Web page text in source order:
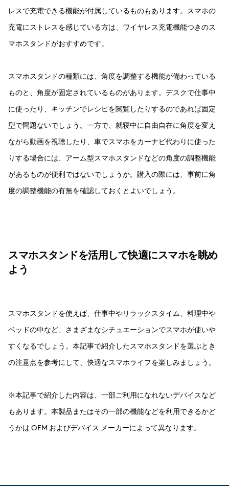
レスで充電できる機能が付属しているものもあります。スマホの
充電にストレスを感じている方は、ワイヤレス充電機能つきのス
マホスタンドがおすすめです。
スマホスタンドの種類には、角度を調整する機能が備わっている
ものと、角度が固定されているものがあります。デスクで仕事中
に使ったり、キッチンでレシピを閲覧したりするのであれば固定
型で問題ないでしょう。一方で、就寝中に自由自在に角度を変え
ながら動画を視聴したり、車でスマホをカーナビ代わりに使った
りする場合には、アーム型スマホスタンドなどの角度の調整機能
があるものが便利ではないでしょうか。購入の際には、事前に角
度の調整機能の有無を確認しておくとよいでしょう。
スマホスタンドを活用して快適にスマホを眺め
よう
スマホスタンドを使えば、仕事中やリラックスタイム、料理中や
ベッドの中など、さまざまなシチュエーションでスマホが使いや
すくなるでしょう。本記事で紹介したスマホスタンドを選ぶとき
の注意点を参考にして、快適なスマホライフを楽しみましょう。
※本記事で紹介した内容は、一部ご利用になれないデバイスなど
もあります。本製品またはその一部の機能などを利用できるかど
うかは OEM およびデバイス メーカーによって異なります。